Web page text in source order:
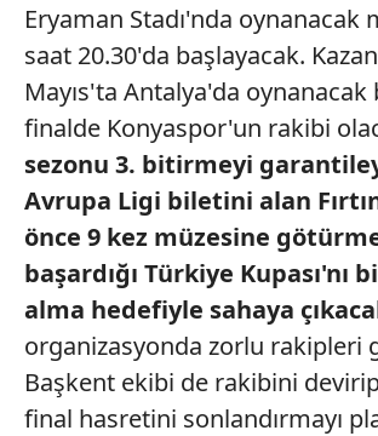
Eryaman Stadı'nda oynanacak
saat 20.30'da başlayacak.
Mayıs'ta Antalya'da oynanacak
finalde Konyaspor'un rakibi
sezonu 3. bitirmeyi
Avrupa Ligi biletini alan
önce 9 kez müzesine
başardığı Türkiye Kupası'nı
alma hedefiyle sahaya
organizasyonda zorlu rakipleri
Başkent ekibi de rakibini devirip
final hasretini sonlandırmayı